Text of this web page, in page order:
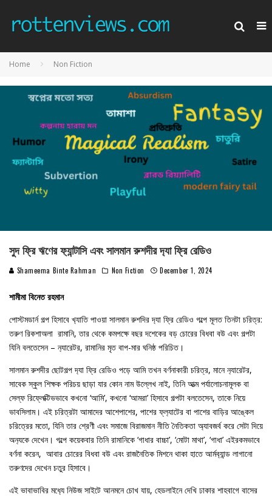
Home Non Fiction
সুদ ফ্রি ঋণের ফ‍্যান্টাসি এবং সালমান রুশদীর দ‍্যা ফ্রি রেডিও
Shameema Binte Rahman Non Fiction December 1, 2024
শামীমা বিনেত রহমান
পোস্টমডার্ন গল্প হিসাবে খ‍্যাতি পাওয়া সালমান রুশদির দ‍্যা ফ্রি রেডিও গল্পে মূলত তিনটা চরিত্র:
তরুণ রিকশাঅলা রামানি, তার থেকে কমপক্ষে বছর দশেকের বড় চোরের বিধবা বউ এবং গল্পটা
যিনি বলতেসেন – ন‍্যারেটর, রামানির মৃত বাপ-মার ঘনিষ্ঠ পরিচিত।
সালমান রুশদীর ছোটগল্প দ‍্যা ফ্রি রেডিও পড়ে আমি তখন বর্ণনাকারী চরিত্র, মানে ন‍্যারেটর,
সাবেক স্কুল শিক্ষক পরিচয় ছাড়া যার কোন নাম উল্লেখ নাই, তিনি আত্ম পর্যালোচনামূলক বা
সেল্ফ রিফ্লেক্টিভভাবে কখনো ‘আমি’, কখনো ‘আমরা’ হিসাবে গল্পটা বলতেসেন, তাকে নিয়ে
ভাবসিলাম। এই চরিত্রটা আমাদের আশেপাশের, পাশের ফ্ল‍্যাটের বা পাশের বাড়ির আঙ্কেল
চরিত্রের মতো, যিনি তার শ্রেণী এবং সমাজে বিরাজমান নীতি নৈতিকতা অ‍্যাবজর্ব করে সেটা দিয়ে
অন‍্যকে দেখেন। গল্পে কয়েকবার তিনি রামানিকে ‘গাধার বাচ্চা’, ‘মোটা মাথা’, ‘গাধা’ এইরকমভাবে
বর্ণনা করেন, আবার চোরের বিধবা বউ এবং রাজনৈতিক মিশনে থাকা হাতে আর্মব‍্যান্ড লাগানো
তরুণদের দেখেন চতুর হিসাবে।
এই ভাবাভাবির মধ‍্যে নিউজ সাইটে আনমনে চোখ যায়, হেডলাইনে দেখি ঢাকার শাহবাগে বাসের